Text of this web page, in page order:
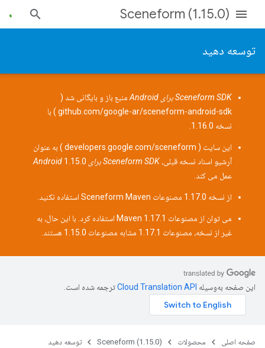
Sceneform (1.15.0)
توسعه دهید
Sceneform SDK برای Android
منبع باز و بایگانی شد (
github.com/google-ar/sceneform-android-sdk ) با
نسخه 1.16.0.
این سایت ( developers.google.com/sceneform ) به عنوان
آرشیو اسناد نسخه قبلی، Sceneform SDK برای Android
1.15.0
عمل می کند.
از نسخه 1.17.0 مصنوعات Sceneform Maven استفاده نکنید.
می توان از مصنوعات 1.17.1 Maven استفاده کرد. با این حال، به
غیر از نسخه، مصنوعات 1.17.1 مشابه مصنوعات 1.15.0 هستند.
این صفحه به‌وسیله ترجمه شده است.
صفحه اصلی محصولات Sceneform (1.15.0) توسعه دهید